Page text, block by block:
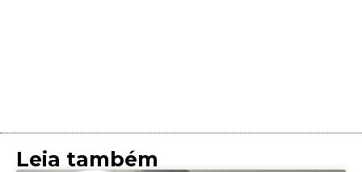
Leia também